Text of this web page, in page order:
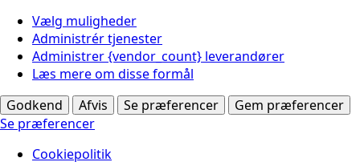
Vælg muligheder
Administrér tjenester
Administrer {vendor_count} leverandører
Læs mere om disse formål
Godkend
Afvis Se præferencer
Gem præferencer
Se præferencer
Cookiepolitik